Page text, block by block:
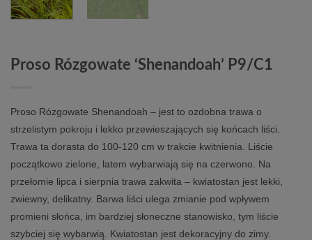
Proso Rózgowate ‘Shenandoah’ P9/C1
Proso Rózgowate Shenandoah – jest to ozdobna trawa o
strzelistym pokroju i lekko przewieszających się końcach liści.
Trawa ta dorasta do 100-120 cm w trakcie kwitnienia. Liście
początkowo zielone, latem wybarwiają się na czerwono. Na
przełomie lipca i sierpnia trawa zakwita – kwiatostan jest lekki,
zwiewny, delikatny. Barwa liści ulega zmianie pod wpływem
promieni słońca, im bardziej słoneczne stanowisko, tym liście
szybciej się wybarwią. Kwiatostan jest dekoracyjny do zimy.